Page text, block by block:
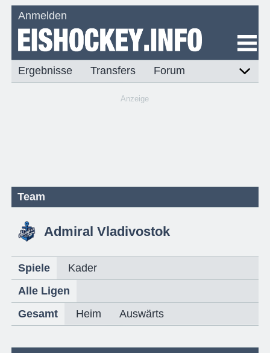
Anmelden
Ergebnisse Transfers Forum
Anzeige
Team
Admiral Vladivostok
Spiele
Kader
Alle Ligen
Gesamt
Heim Auswärts